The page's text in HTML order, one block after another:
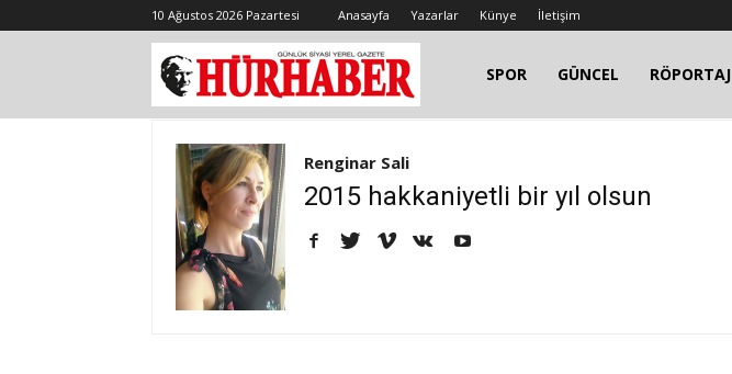
10 Ağustos 2026 Pazartesi Anasayfa Yazarlar Künye İletişim
SPOR GÜNCEL RÖPORTAJ
Renginar Sali
2015 hakkaniyetli bir yıl olsun